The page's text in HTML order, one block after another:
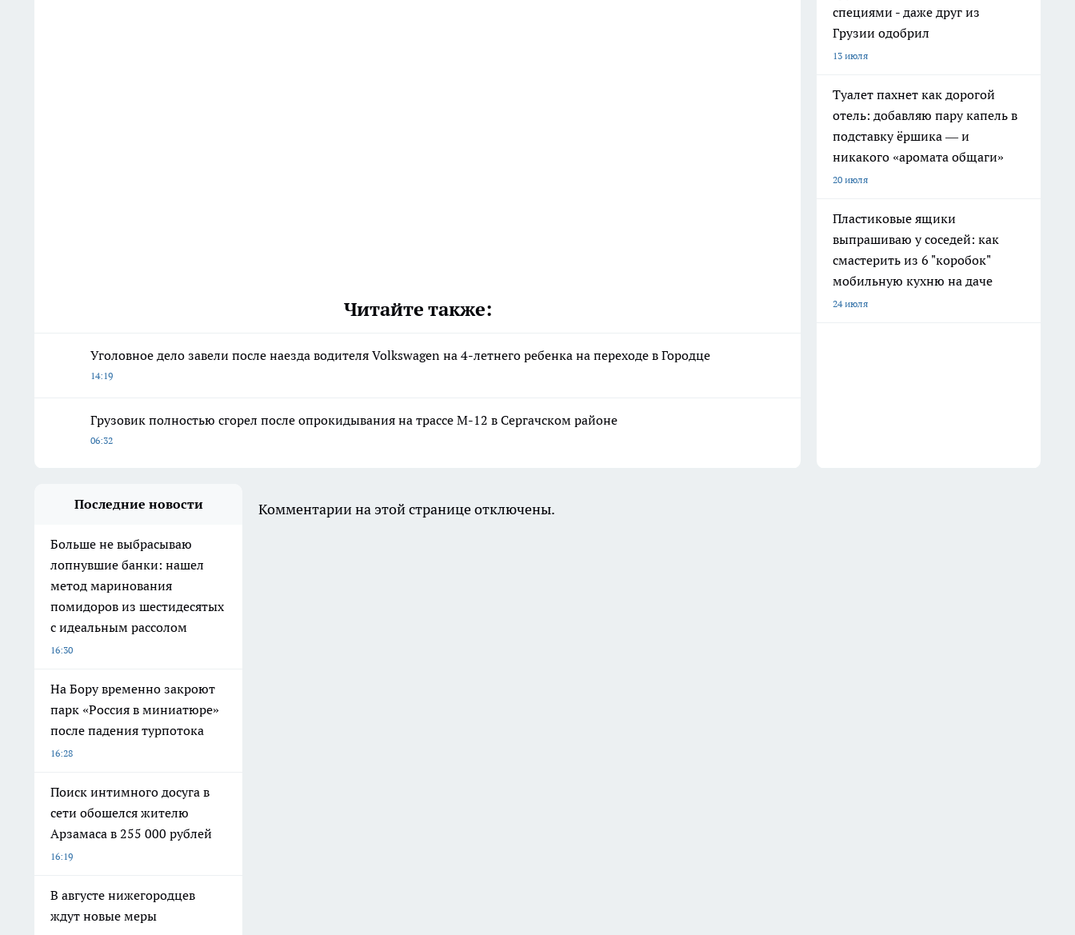
Читайте также:
Уголовное дело завели после наезда водителя Volkswagen на 4-летнего ребенка на переходе в Городце
14:19
Грузовик полностью сгорел после опрокидывания на трассе М-12 в Сергачском районе
06:32
специями - даже друг из
Грузии одобрил
13 июля
Туалет пахнет как дорогой
отель: добавляю пару капель в
подставку ёршика — и
никакого «аромата общаги»
20 июля
Пластиковые ящики
выпрашиваю у соседей: как
смастерить из 6 "коробок"
мобильную кухню на даче
24 июля
Последние новости
Больше не выбрасываю
лопнувшие банки: нашел
метод маринования
помидоров из шестидесятых
с идеальным рассолом
16:30
На Бору временно закроют
парк «Россия в миниатюре»
после падения турпотока
16:28
Поиск интимного досуга в
сети обошелся жителю
Арзамаса в 255 000 рублей
16:19
В августе нижегородцев
ждут новые меры
Комментарии на этой странице отключены.